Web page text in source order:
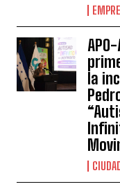
la